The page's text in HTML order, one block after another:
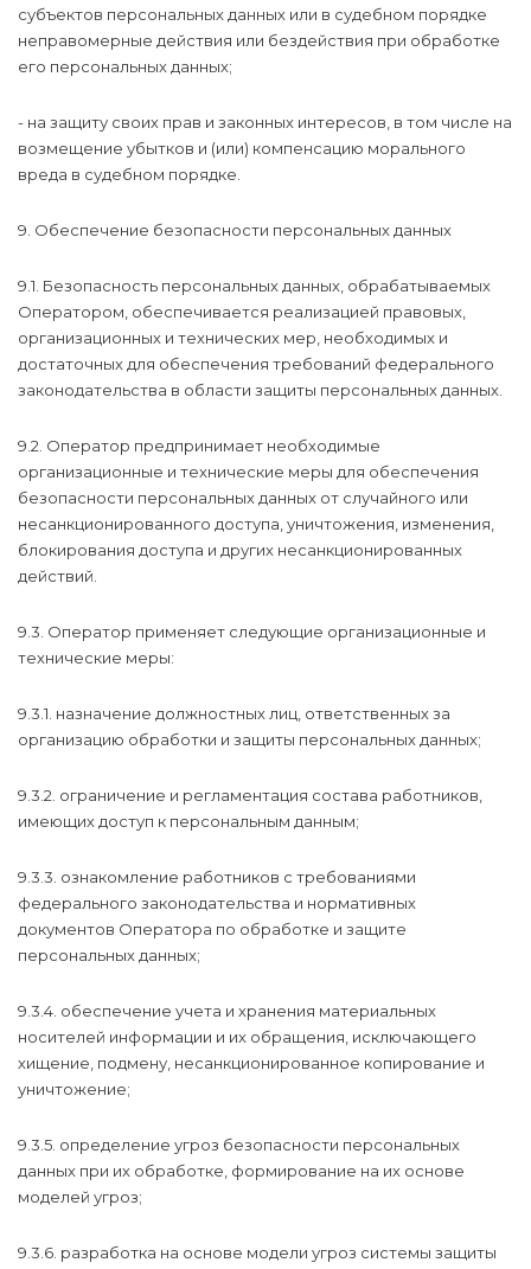
субъектов персональных данных или в судебном порядке
неправомерные действия или бездействия при обработке
его персональных данных;
- на защиту своих прав и законных интересов, в том числе на
возмещение убытков и (или) компенсацию морального
вреда в судебном порядке.
9. Обеспечение безопасности персональных данных
9.1. Безопасность персональных данных, обрабатываемых
Оператором, обеспечивается реализацией правовых,
организационных и технических мер, необходимых и
достаточных для обеспечения требований федерального
законодательства в области защиты персональных данных.
9.2. Оператор предпринимает необходимые
организационные и технические меры для обеспечения
безопасности персональных данных от случайного или
несанкционированного доступа, уничтожения, изменения,
блокирования доступа и других несанкционированных
действий.
9.3. Оператор применяет следующие организационные и
технические меры:
9.3.1. назначение должностных лиц, ответственных за
организацию обработки и защиты персональных данных;
9.3.2. ограничение и регламентация состава работников,
имеющих доступ к персональным данным;
9.3.3. ознакомление работников с требованиями
федерального законодательства и нормативных
документов Оператора по обработке и защите
персональных данных;
9.3.4. обеспечение учета и хранения материальных
носителей информации и их обращения, исключающего
хищение, подмену, несанкционированное копирование и
уничтожение;
9.3.5. определение угроз безопасности персональных
данных при их обработке, формирование на их основе
моделей угроз;
9.3.6. разработка на основе модели угроз системы защиты